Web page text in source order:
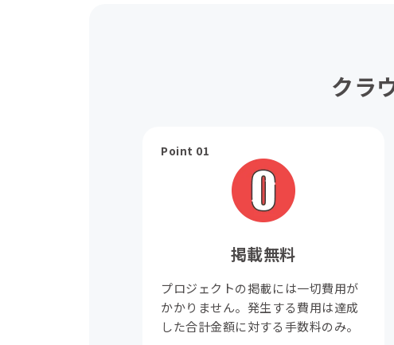
クラ
Point 01
掲載無料
プロジェクトの掲載には一切費用が
かかりません。発生する費用は達成
した合計金額に対する手数料のみ。